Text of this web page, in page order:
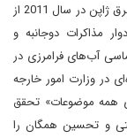
آسیب‌دیدگان شهر یاماداچی در زلزله و سونامی شمال شرق ژاپن در سال 2011 از
مذاکرات دوجانبه و
آب‌های فرامرزی در
در وزارت امور خارجه
همه موضوعات» تحقق
و تحسین همگان را